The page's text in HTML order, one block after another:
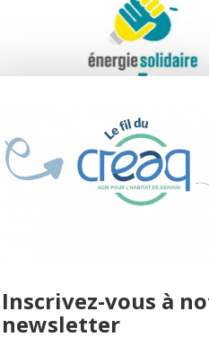
Inscrivez-vous à
newsletter